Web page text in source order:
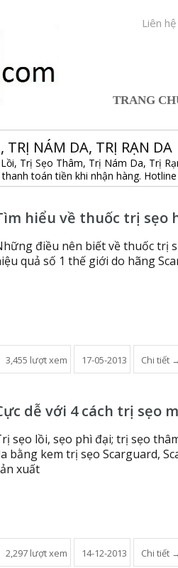
Liên hệ
TRANG
TRỊ NÁM DA, TRỊ RẠN DA
Trị Sẹo Thâm, Trị Nám Da, Trị
toán tiền khi nhận hàng.
hiểu về thuốc trị sẹo
điều nên biết về thuốc trị
quả số 1 thế giới do hãng
3,455 lượt xem 17-05-2013 Chi tiết
dễ với 4 cách trị sẹo
sẹo lồi, sẹo phì đại; trị sẹo
bằng kem trị sẹo Scarguard,
xuất
2,297 lượt xem 14-12-2013 Chi tiết